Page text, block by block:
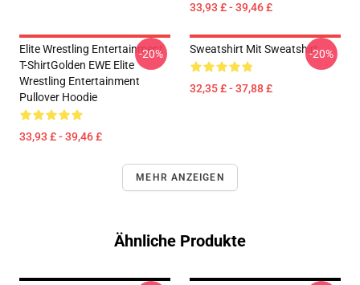
33,93 £ - 39,46 £
Elite Wrestling Entertainment
T-ShirtGolden EWE Elite
Wrestling Entertainment
Pullover Hoodie
33,93 £ - 39,46 £
-20% Sweatshirt Mit Sweatshirt
32,35 £ - 37,88 £
-20%
MEHR ANZEIGEN
Ähnliche Produkte